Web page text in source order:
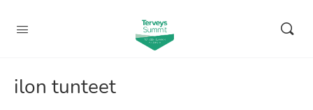
ilon tunteet